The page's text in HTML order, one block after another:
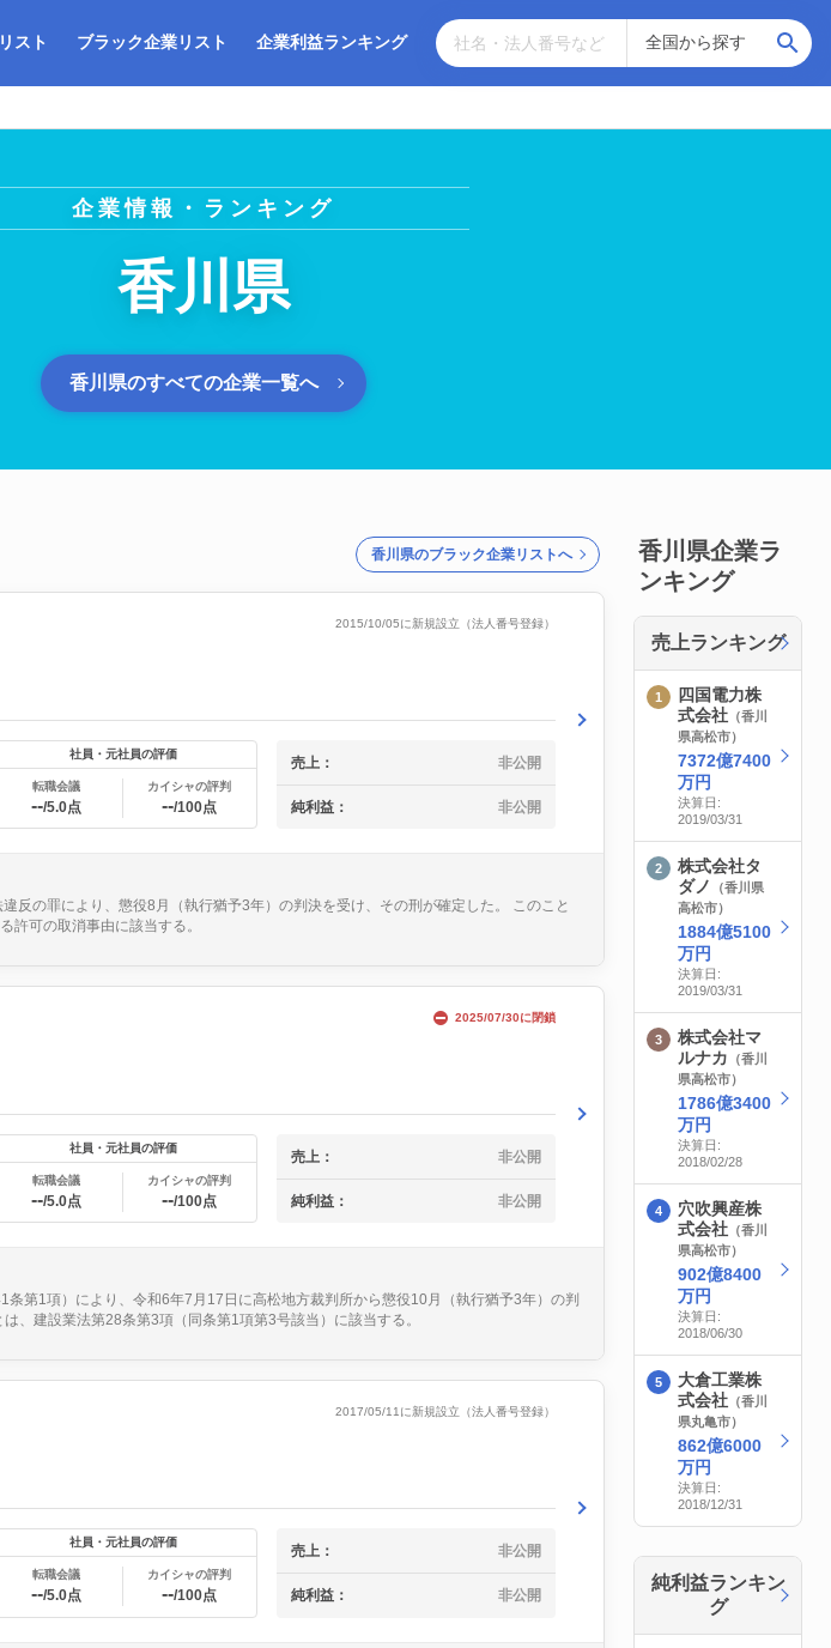
スト ブラック企業リスト 企業利益ランキング
企業情報・ランキング
香川県
香川県のすべての企業一覧へ
香川県のブラック企業リストへ
2015/10/05に新規設立（法人番号登録）
社員・元社員の評価
転職会議
--/5.0点
カイシャの評判
--/100点
売上： 非公開
純利益： 非公開
反の罪により、懲役8月（執行猶予3年）の判決を受け、その刑が確定した。 このこと
許可の取消事由に該当する。
2025/07/30に閉鎖
社員・元社員の評価
転職会議
--/5.0点
カイシャの評判
--/100点
売上： 非公開
純利益： 非公開
第1項）により、令和6年7月17日に高松地方裁判所から懲役10月（執行猶予3年）の判
、建設業法第28条第3項（同条第1項第3号該当）に該当する。
2017/05/11に新規設立（法人番号登録）
社員・元社員の評価
転職会議
--/5.0点
カイシャの評判
--/100点
売上： 非公開
純利益： 非公開
香川県企業ラ
ンキング
売上ランキング
四国電力株
式会社 （香川
県高松市）
7372億7400
万円
決算日:
2019/03/31
株式会社タ
ダノ
（香川県
高松市）
1884億5100
万円
決算日:
2019/03/31
株式会社マ
ルナカ （香川
県高松市）
1786億3400
万円
決算日:
2018/02/28
穴吹興産株
式会社 （香川
県高松市）
902億8400
万円
決算日:
2018/06/30
大倉工業株
式会社 （香川
県丸亀市）
862億6000
万円
決算日:
2018/12/31
純利益ランキン
グ